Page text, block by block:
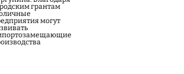
грантам
могут